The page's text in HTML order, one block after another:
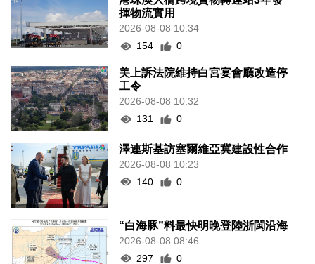
揮物流實用
2026-08-08 10:34
154
0
美上訴法院維持白宮宴會廳改造停
工令
2026-08-08 10:32
131
0
澤連斯基訪塞爾維亞冀建設性合作
2026-08-08 10:23
140
0
“白海豚”料最快明晚登陸浙閩沿海
2026-08-08 08:46
297
0